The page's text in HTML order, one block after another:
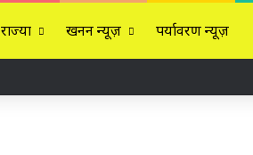
राज्यों खनन न्यूज़ पर्यावरण न्यूज़